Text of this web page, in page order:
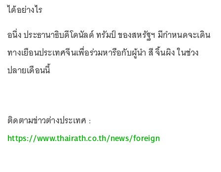
ได้อย่างไร
อนึ่ง ประธานาธิบดีโดนัลด์ ทรัมป์ ของสหรัฐฯ มีกำหนดจะเดิน
ทางเยือนประเทศจีนเพื่อร่วมหารือกับผู้นำ สี จิ้นผิง ในช่วง
ปลายเดือนนี้
ติดตามข่าวต่างประเทศ :
https://www.thairath.co.th/news/foreign